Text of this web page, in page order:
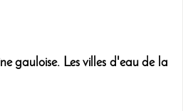
gauloise. Les villes d'eau de la